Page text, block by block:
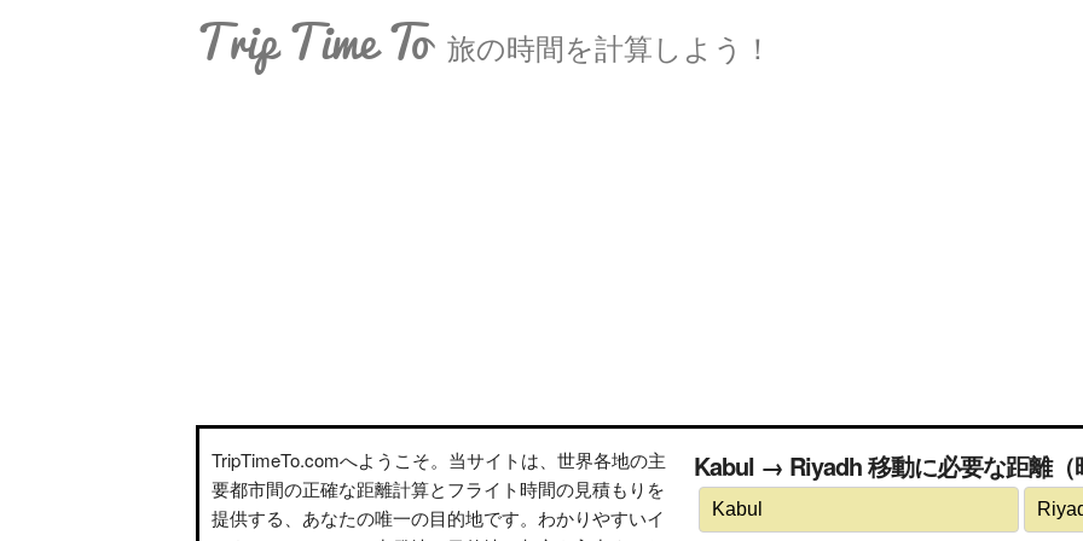
Trip Time To 旅の時間を計算しよう！
TripTimeTo.comへようこそ。当サイトは、世界各地の主
要都市間の正確な距離計算とフライト時間の見積もりを
提供する、あなたの唯一の目的地です。わかりやすいイ
Kabul → Riyadh 移動に必要な距離（